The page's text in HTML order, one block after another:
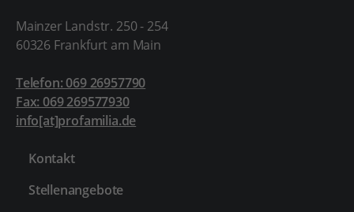
Mainzer Landstr. 250 - 254
60326 Frankfurt am Main
Telefon: 069 26957790
Fax: 069 269577930
info[at]profamilia.de
Kontakt
Stellenangebote